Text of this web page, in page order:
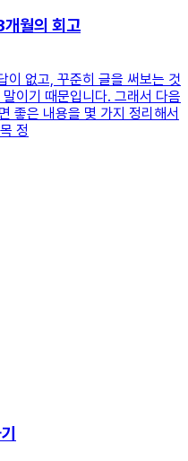
월의 회고
이 없고, 꾸준히 글을 써보는 것
이기 때문입니다. 그래서 다음
좋은 내용을 몇 가지 정리해서
정